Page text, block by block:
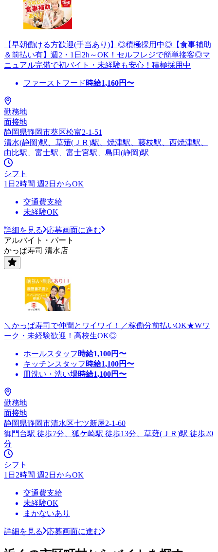
【早朝働ける方歓迎(手当あり)】◎積極採用中◎【食事補助
＆前払い有】週2・1日2h～OK！セルフレジで簡単接客◎マ
ニュアル完備で初バイト・未経験も安心！積極採用中
ファーストフード 時給1,160円〜
勤務地
面接地
静岡県静岡市葵区松富2-1-51
清水(静岡)駅、草薙(ＪＲ)駅、焼津駅、藤枝駅、西焼津駅、
由比駅、富士駅、富士宮駅、島田(静岡)駅
シフト
1日2時間 週2日からOK
交通費支給
未経験OK
詳細を見る
応募画面に進む
アルバイト・パート
かっぱ寿司 清水店
＼かっぱ寿司で仲間とワイワイ！／稼働分前払いOK★Wワ
ーク・未経験歓迎！高校生OK◎
ホールスタッフ 時給1,100円〜
キッチンスタッフ 時給1,100円〜
皿洗い・洗い場時給1,100円〜
勤務地
面接地
静岡県静岡市清水区七ツ新屋2-1-60
御門台駅 徒歩7分、狐ケ崎駅 徒歩13分、草薙(ＪＲ)駅 徒歩20
分
シフト
1日2時間 週2日からOK
交通費支給
未経験OK
まかないあり
詳細を見る 応募画面に進む